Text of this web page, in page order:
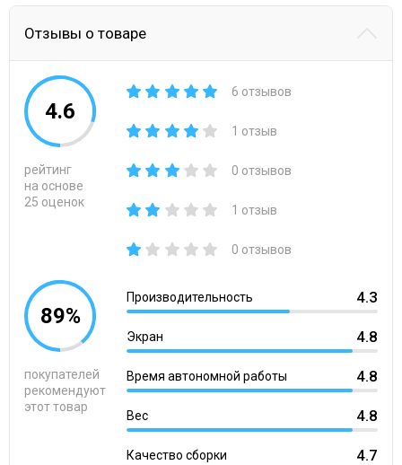
Отзывы о товаре
4.6
рейтинг
на основе
25 оценок
6 отзывов
1 отзыв
0 отзывов
1 отзыв
0 отзывов
89%
покупателей
рекомендуют
этот товар
Производительность 4.3
Экран 4.8
Время автономной работы 4.8
Вес 4.8
Качество сборки 4.7